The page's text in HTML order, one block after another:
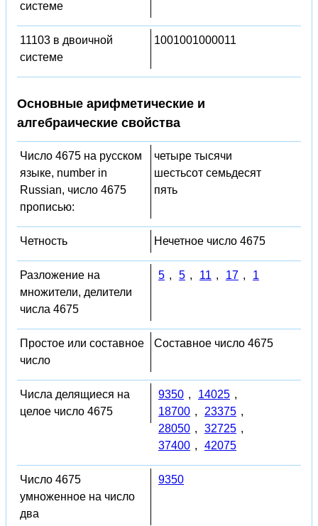
системе
11103 в двоичной
системе
1001001000011
Основные арифметические и
алгебраические свойства
Число 4675 на русском
языке, number in
Russian, число 4675
прописью:
четыре тысячи
шестьсот семьдесят
пять
Четность Нечетное число 4675
Разложение на
множители, делители
числа 4675
5 , 5 , 11 , 17 , 1
Простое или составное
число
Составное число 4675
Числа делящиеся на
целое число 4675
9350 , 14025 ,
18700 , 23375 ,
28050 , 32725 ,
37400 , 42075
Число 4675
умноженное на число
два
9350